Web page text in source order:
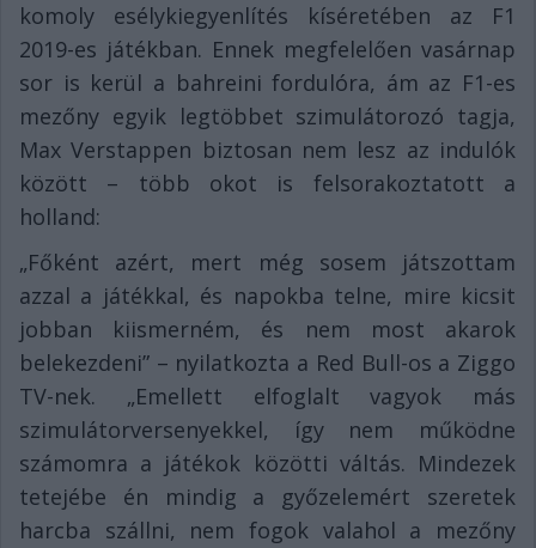
komoly esélykiegyenlítés kíséretében az F1
2019-es játékban. Ennek megfelelően vasárnap
sor is kerül a bahreini fordulóra, ám az F1-es
mezőny egyik legtöbbet szimulátorozó tagja,
Max Verstappen biztosan nem lesz az indulók
között – több okot is felsorakoztatott a
holland:
„Főként azért, mert még sosem játszottam
azzal a játékkal, és napokba telne, mire kicsit
jobban kiismerném, és nem most akarok
belekezdeni” – nyilatkozta a Red Bull-os a Ziggo
TV-nek. „Emellett elfoglalt vagyok más
szimulátorversenyekkel, így nem működne
számomra a játékok közötti váltás. Mindezek
tetejébe én mindig a győzelemért szeretek
harcba szállni, nem fogok valahol a mezőny